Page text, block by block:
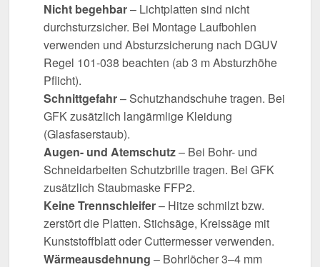
Nicht begehbar– Lichtplatten sind nicht
durchsturzsicher. Bei Montage Laufbohlen
verwenden und Absturzsicherung nach DGUV
Regel 101-038 beachten (ab 3 m Absturzhöhe
Pflicht).
Schnittgefahr– Schutzhandschuhe tragen. Bei
GFK zusätzlich langärmlige Kleidung
(Glasfaserstaub).
Augen- und Atemschutz– Bei Bohr- und
Schneidarbeiten Schutzbrille tragen. Bei GFK
zusätzlich Staubmaske FFP2.
Keine Trennschleifer– Hitze schmilzt bzw.
zerstört die Platten. Stichsäge, Kreissäge mit
Kunststoffblatt oder Cuttermesser verwenden.
Wärmeausdehnung – Bohrlöcher 3–4 mm